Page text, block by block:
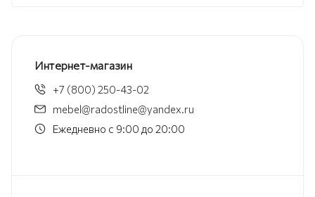
Интернет-магазин
+7 (800) 250-43-02
mebel@radostline@yandex.ru
Ежедневно с 9:00 до 20:00